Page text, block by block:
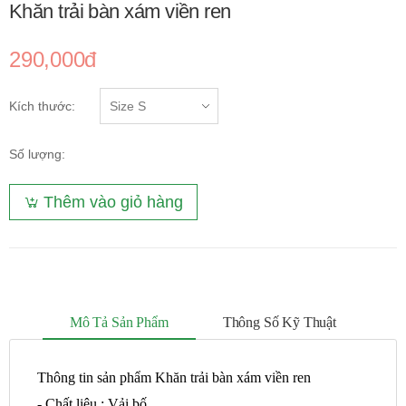
Khăn trải bàn xám viền ren
290,000đ
Kích thước:
Số lượng:
Thêm vào giỏ hàng
Mô Tả Sản Phẩm Thông Số Kỹ Thuật
Thông tin sản phẩm Khăn trải bàn xám viền ren